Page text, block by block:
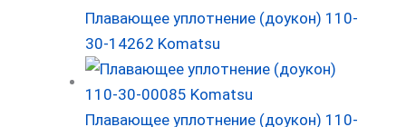
Плавающее уплотнение (доукон) 110-
30-14262 Komatsu
Плавающее уплотнение (доукон) 110-